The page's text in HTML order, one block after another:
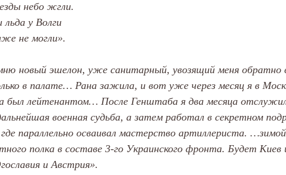
небо жгли.
у Волги
не могли».
новый эшелон, уже санитарный, увозящий меня
в палате… Рана зажила, и вот уже через месяц я в
лейтенантом… После Генштаба я два месяца отслужил
военная судьба, а затем работал в секретном
параллельно осваивал мастерство артиллериста.
полка в составе 3-го Украинского фронта. Будет Киев
и Австрия».